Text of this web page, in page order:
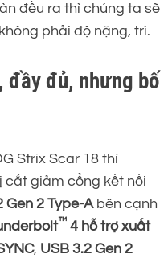
đều ra thì chúng ta sẽ
phải độ nặng, trì.
đầy đủ, nhưng bố
Strix Scar 18 thì
cắt giảm cổng kết nối
Gen 2 Type-Abên cạnh
™ 4 hỗ trợ xuất
, USB 3.2 Gen 2